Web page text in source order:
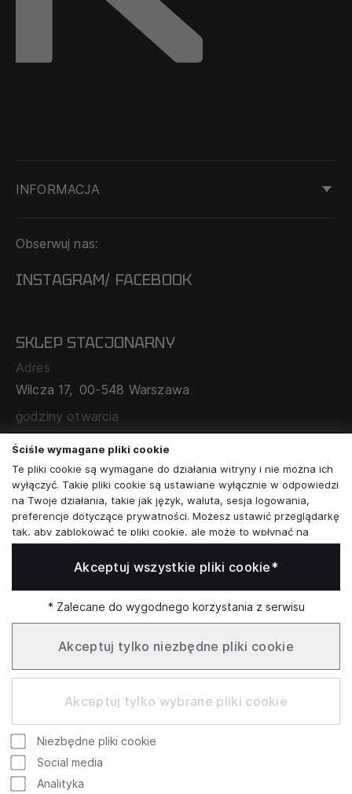
INFORMACJA
DOSTAWA I PŁATNOŚĆ
O NAS
MAPA SERWISU
ZAMÓWIENIA KORPORACYJNE
WSPÓŁPRACA Z PARTNERAMI
Obserwuj nas:
INSTAGRAM/ FACEBOOK
SKLEP STACJONARNY
Adres
Wilcza 17, 00-548 Warszawa
godziny otwarcia
poniedziałek - sobota: 11:00 - 19:00
Skontaktuj się z nami
+48573581161
info@reytel.pl
Whatsapp
Infolinia: Pn–Pt 09:00–17:00
4.9 754 review
Ściśle wymagane pliki cookie
Te pliki cookie są wymagane do działania witryny i nie można ich
wyłączyć. Takie pliki cookie są ustawiane wyłącznie w odpowiedzi
na Twoje działania, takie jak język, waluta, sesja logowania,
preferencje dotyczące prywatności. Możesz ustawić przeglądarkę
tak, aby zablokować te pliki cookie, ale może to wpłynąć na
sposób działania naszej witryny.
Analizy i statystyki
Marketing i retargeting
Te pliki cookie są zwykle ustawiane przez naszych partnerów
marketingowych i reklamowych. Mogą być przez nich
wykorzystywane do tworzenia profilu Twoich zainteresowań, a
następnie wyświetlania odpowiednich reklam. Jeśli nie zezwolisz
Twoich interesów.
Funkcjonalne pliki cookie
Te pliki cookie umożliwiają naszej witrynie oferowanie
dodatkowych funkcji i ustawień osobistych. Mogą być ustawione
przez nas lub przez zewnętrznych dostawców usług, których
umieściliśmy na naszych stronach. Jeśli nie zezwolisz na te pliki
Akceptuj wszystkie pliki cookie*
* Zalecane do wygodnego korzystania z serwisu
Akceptuj tylko niezbędne pliki cookie
Akceptuj tylko wybrane pliki cookie
Niezbędne pliki cookie
Social media
Analityka